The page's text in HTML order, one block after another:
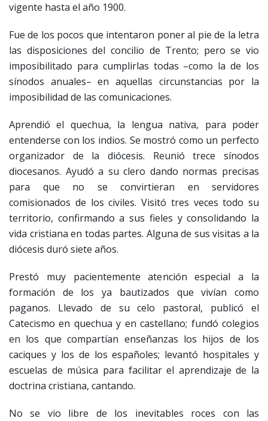
vigente hasta el año 1900.
Fue de los pocos que intentaron poner al pie de la letra
las disposiciones del concilio de Trento; pero se vio
imposibilitado para cumplirlas todas –como la de los
sínodos anuales– en aquellas circunstancias por la
imposibilidad de las comunicaciones.
Aprendió el quechua, la lengua nativa, para poder
entenderse con los indios. Se mostró como un perfecto
organizador de la diócesis. Reunió trece sínodos
diocesanos. Ayudó a su clero dando normas precisas
para que no se convirtieran en servidores
comisionados de los civiles. Visitó tres veces todo su
territorio, confirmando a sus fieles y consolidando la
vida cristiana en todas partes. Alguna de sus visitas a la
diócesis duró siete años.
Prestó muy pacientemente atención especial a la
formación de los ya bautizados que vivían como
paganos. Llevado de su celo pastoral, publicó el
Catecismo en quechua y en castellano; fundó colegios
en los que compartían enseñanzas los hijos de los
caciques y los de los españoles; levantó hospitales y
escuelas de música para facilitar el aprendizaje de la
doctrina cristiana, cantando.
No se vio libre de los inevitables roces con las